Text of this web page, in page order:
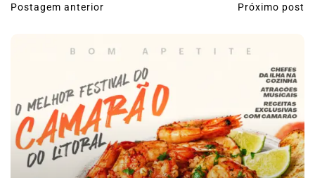
N
g
a
ç
Postagem anterior Próximo post